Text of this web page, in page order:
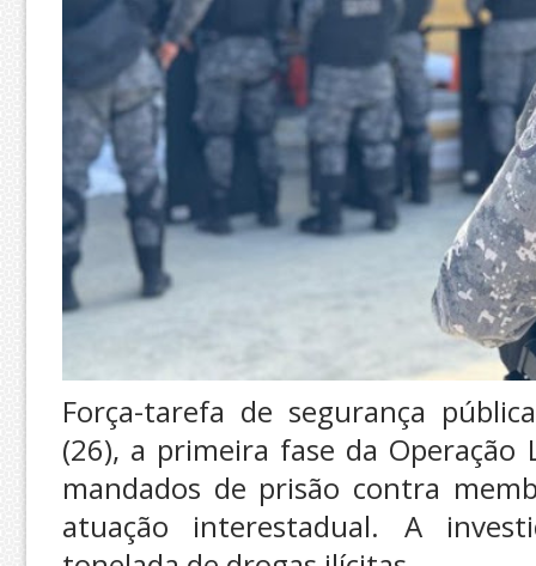
Força-tarefa de segurança
(26), a primeira fase da
mandados de prisão contra
atuação interestadual. A